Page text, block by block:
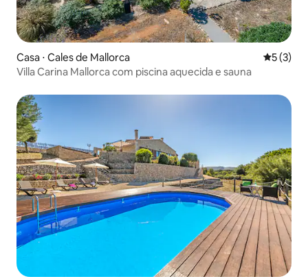
Casa ⋅ Cales de Mallorca 5 de
5 (3)
Villa Carina Mallorca com piscina aquecida e sauna